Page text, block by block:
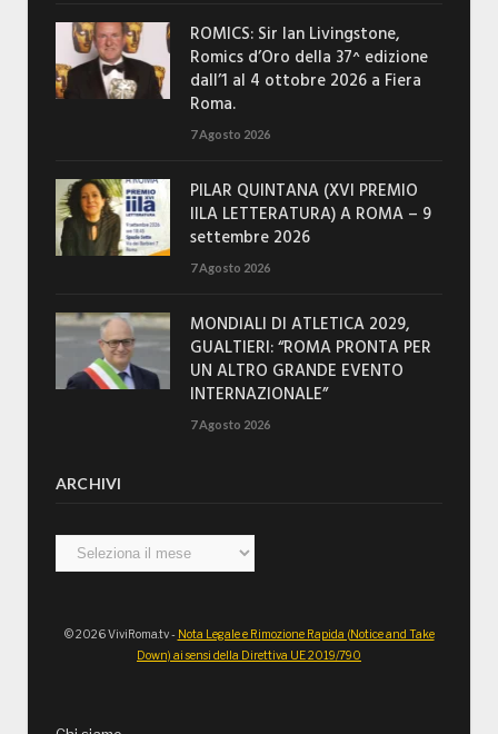
ROMICS: Sir Ian Livingstone,
Romics d’Oro della 37^ edizione
dall’1 al 4 ottobre 2026 a Fiera
Roma.
7 Agosto 2026
PILAR QUINTANA (XVI PREMIO
IILA LETTERATURA) A ROMA – 9
settembre 2026
7 Agosto 2026
MONDIALI DI ATLETICA 2029,
GUALTIERI: “ROMA PRONTA PER
UN ALTRO GRANDE EVENTO
INTERNAZIONALE”
7 Agosto 2026
ARCHIVI
Archivi
© 2026 ViviRoma.tv - Nota Legale e Rimozione Rapida (Notice and Take
Down) ai sensi della Direttiva UE 2019/790